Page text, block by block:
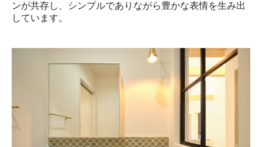
ンが共存し、シンプルでありながら豊かな表情を生み出
しています。